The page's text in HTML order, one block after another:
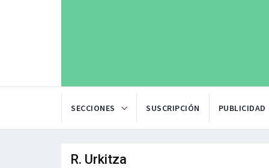
SECCIONES SUSCRIPCIÓN PUBLICIDAD
R. Urkitza